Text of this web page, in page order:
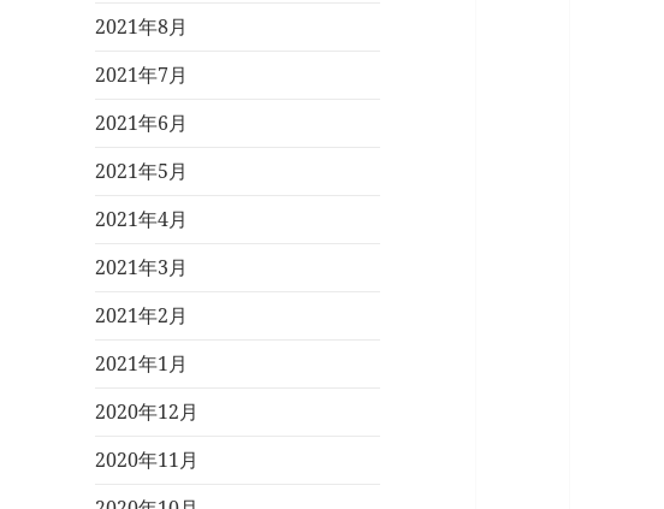
2021年8月
2021年7月
2021年6月
2021年5月
2021年4月
2021年3月
2021年2月
2021年1月
2020年12月
2020年11月